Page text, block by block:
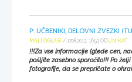
P: UČBENIKI, DELOVNI ZVEZKI
MALI OGLASI / 17.08.2013, 16:53 OD UNIKAT
!!!Za vse informacije (glede cen,
pošljite zasebno sporočilo!!! Po
fotografije, da se prepričate o